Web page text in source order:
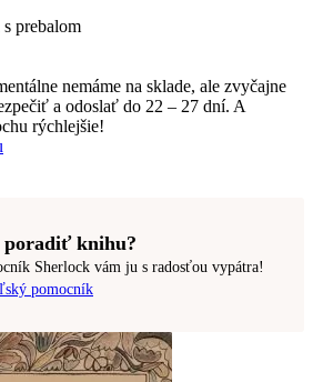
prebalom
nemáme na sklade, ale zvyčajne
a odoslať do 22 – 27 dní. A
rýchlejšie!
poradiť knihu?
Sherlock vám ju s radosťou vypátra!
pomocník